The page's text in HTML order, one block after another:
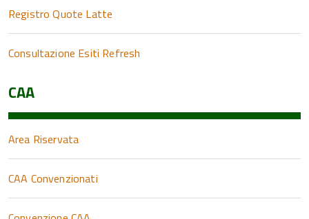
Registro Quote Latte
Consultazione Esiti Refresh
CAA
Area Riservata
CAA Convenzionati